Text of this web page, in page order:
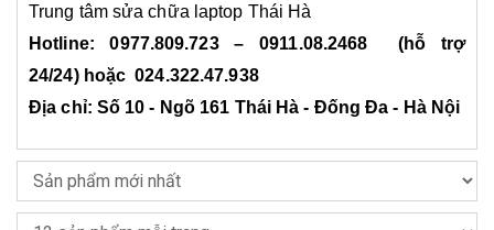
Trung tâm sửa chữa laptop Thái Hà
Hotline: 0977.809.723 – 0911.08.2468 (hỗ trợ
24/24) hoặc 024.322.47.938
Địa chỉ: Số 10 - Ngõ 161 Thái Hà - Đống Đa - Hà Nội